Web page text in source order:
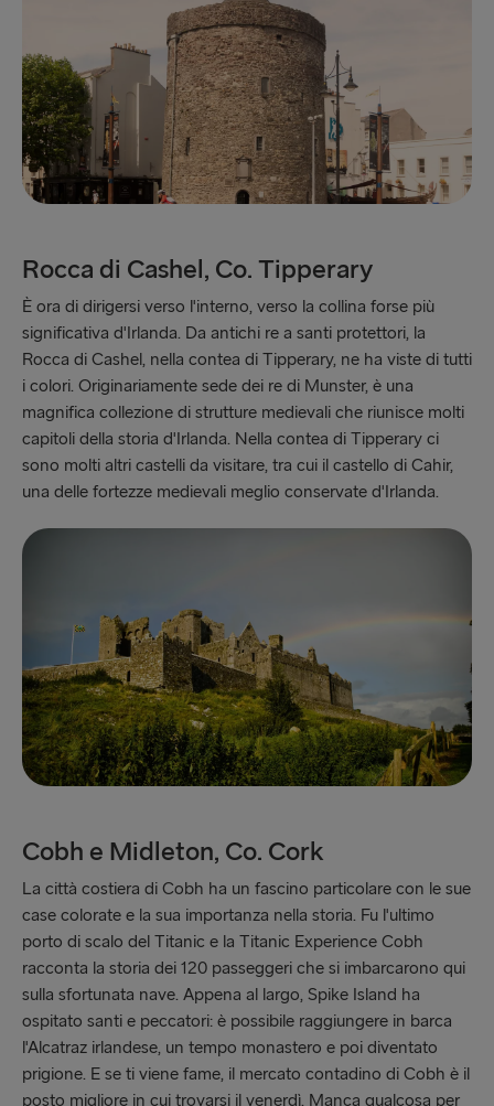
Rocca di Cashel, Co. Tipperary
È ora di dirigersi verso l'interno, verso la collina forse più
significativa d'Irlanda. Da antichi re a santi protettori, la
Rocca di Cashel, nella contea di Tipperary, ne ha viste di tutti
i colori. Originariamente sede dei re di Munster, è una
magnifica collezione di strutture medievali che riunisce molti
capitoli della storia d'Irlanda. Nella contea di Tipperary ci
sono molti altri castelli da visitare, tra cui il castello di Cahir,
una delle fortezze medievali meglio conservate d'Irlanda.
Cobh e Midleton, Co. Cork
La città costiera di Cobh ha un fascino particolare con le sue
case colorate e la sua importanza nella storia. Fu l'ultimo
porto di scalo del Titanic e la Titanic Experience Cobh
racconta la storia dei 120 passeggeri che si imbarcarono qui
sulla sfortunata nave. Appena al largo, Spike Island ha
ospitato santi e peccatori: è possibile raggiungere in barca
l'Alcatraz irlandese, un tempo monastero e poi diventato
prigione. E se ti viene fame, il mercato contadino di Cobh è il
posto migliore in cui trovarsi il venerdì. Manca qualcosa per